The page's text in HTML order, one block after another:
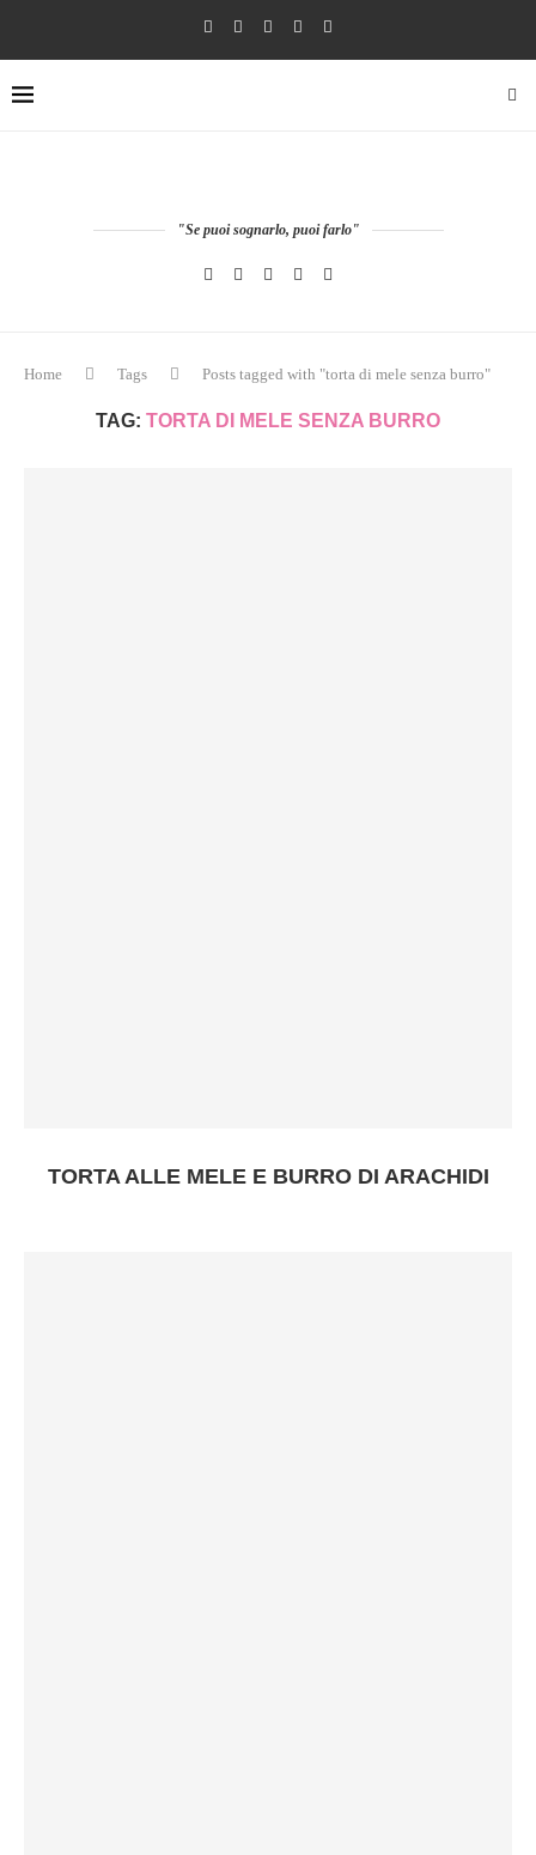
"Se puoi sognarlo, puoi farlo"
Home Tags Posts tagged with "torta di mele senza burro"
TAG: TORTA DI MELE SENZA BURRO
TORTA ALLE MELE E BURRO DI ARACHIDI